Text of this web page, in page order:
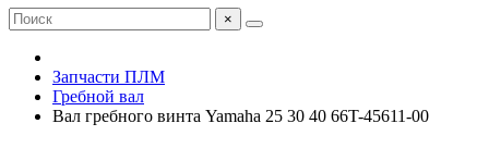
×
Запчасти ПЛМ
Гребной вал
Вал гребного винта Yamaha 25 30 40 66T-45611-00